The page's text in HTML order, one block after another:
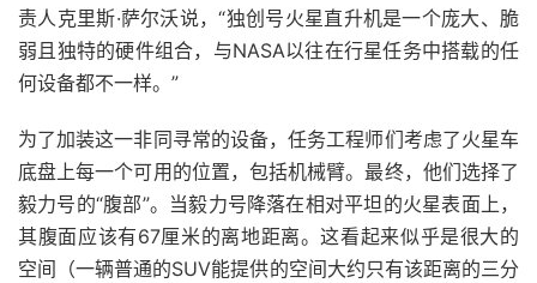
责人克里斯·萨尔沃说，“独创号火星直升机是一个庞大、脆
弱且独特的硬件组合，与NASA以往在行星任务中搭载的任
何设备都不一样。”
为了加装这一非同寻常的设备，任务工程师们考虑了火星车
底盘上每一个可用的位置，包括机械臂。最终，他们选择了
毅力号的“腹部”。当毅力号降落在相对平坦的火星表面上，
其腹面应该有67厘米的离地距离。这看起来似乎是很大的
空间（一辆普通的SUV能提供的空间大约只有该距离的三分